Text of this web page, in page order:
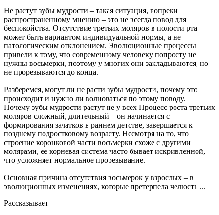
Не растут зубы мудрости – такая ситуация, вопреки
распространенному мнению – это не всегда повод для
беспокойства. Отсутствие третьих моляров в полости рта
может быть вариантом индивидуальной нормы, а не
патологическим отклонением. Эволюционные процессы
привели к тому, что современному человеку попросту не
нужны восьмерки, поэтому у многих они закладываются, но
не прорезываются до конца.
Разберемся, могут ли не расти зубы мудрости, почему это
происходит и нужно ли волноваться по этому поводу.
Почему зубы мудрости растут не у всех Процесс роста третьих
моляров сложный, длительный – он начинается с
формирования зачатков в раннем детстве, завершается к
позднему подростковому возрасту. Несмотря на то, что
строение коронковой части восьмерки схоже с другими
молярами, ее корневая система часто бывает искривленной,
что усложняет нормальное прорезывание.
Основная причина отсутствия восьмерок у взрослых – в
эволюционных изменениях, которые претерпела челюсть ...
Рассказывает